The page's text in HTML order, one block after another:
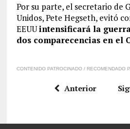
Por su parte, el secretario de
Unidos, Pete Hegseth, evitó
EEUUintensificará la
dos comparecencias en el
CONTENIDO PATROCINADO / RECOMENDADO
Anterior